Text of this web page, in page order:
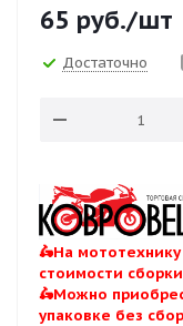
65 руб./шт
Достаточно
🛵На
стоимости сборки
🛵Можно
упаковке без